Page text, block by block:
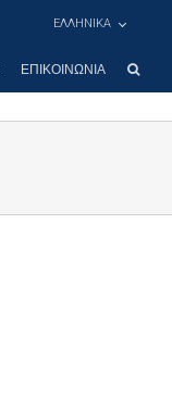
ΕΛΛΗΝΙΚΑ
ΕΠΙΚΟΙΝΩΝΊΑ